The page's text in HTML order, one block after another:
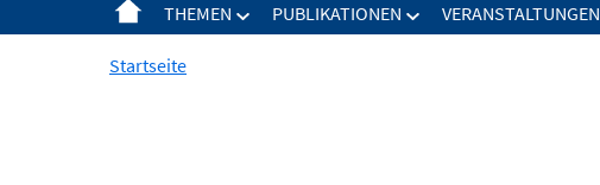
THEMEN PUBLIKATIONEN VERANSTALTUNGEN
Startseite